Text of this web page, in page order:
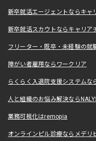
新卒就活エージェントならキャ
新卒就活スカウトならキャリア
フリーター・既卒・未経験の就
障がい者雇用ならワークリア
らくらく入退院支援システムな
人と組織のお悩み解決なら
業務可視化はremopia
オンラインピル診療ならメデリ